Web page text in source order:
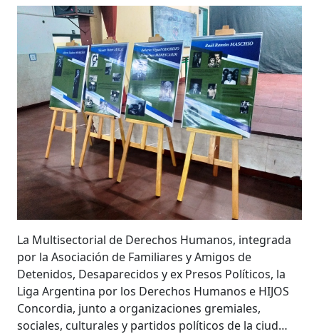
La Multisectorial de Derechos Humanos, integrada
por la Asociación de Familiares y Amigos de
Detenidos, Desaparecidos y ex Presos Políticos, la
Liga Argentina por los Derechos Humanos e HIJOS
Concordia, junto a organizaciones gremiales,
sociales, culturales y partidos políticos de la ciud…